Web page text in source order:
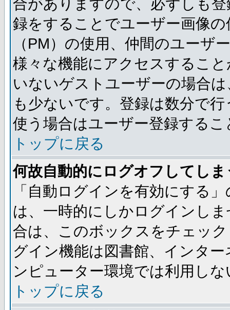
合がありますので、必ずしも
録をすることでユーザー画像
（PM）の使用、仲間のユーザ
様々な機能にアクセスするこ
いないゲストユーザーの場合
も少ないです。登録は数分で
使う場合はユーザー登録する
トップに戻る
何故自動的にログオフしてし
「自動ログインを有効にする
は、一時的にしかログインし
合は、このボックスをチェッ
グイン機能は図書館、インタ
ンピューター環境では利用し
トップに戻る